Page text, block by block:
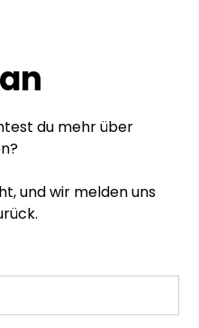
du mehr über
und wir melden uns